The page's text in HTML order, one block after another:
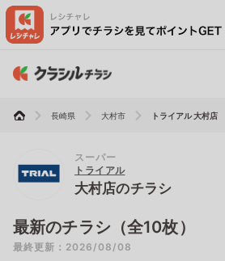
長崎県 大村市 トライアル 大村店
スーパー
トライアル
大村店のチラシ
最新のチラシ（全10枚）
最終更新：2026/08/08